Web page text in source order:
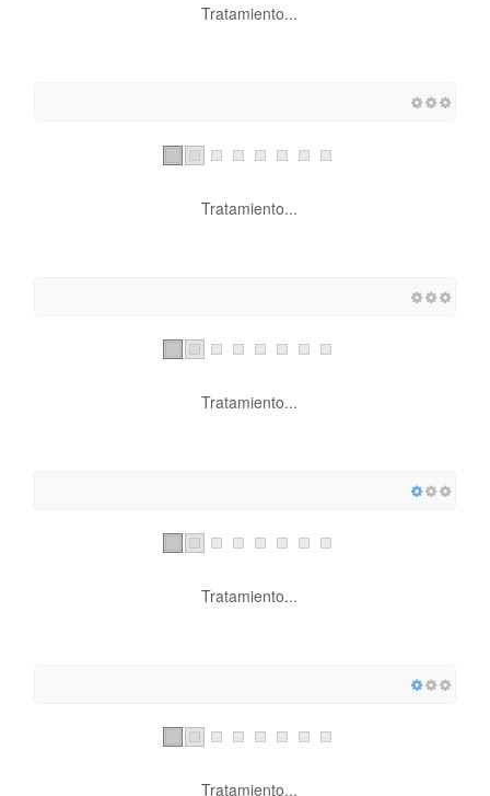
Tratamiento...
Tratamiento...
Tratamiento...
Tratamiento...
Tratamiento...